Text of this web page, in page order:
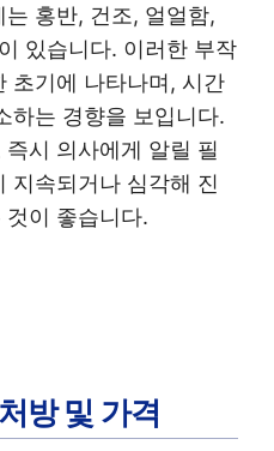
홍반, 건조, 얼얼함,
있습니다. 이러한 부작
초기에 나타나며, 시간
하는 경향을 보입니다.
시 의사에게 알릴 필
지속되거나 심각해 진
이 좋습니다.
방 및 가격